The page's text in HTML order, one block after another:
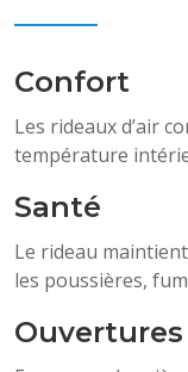
Confort
Les rideaux d’air
température
Santé
Le rideau
les poussières,
Ouvertures